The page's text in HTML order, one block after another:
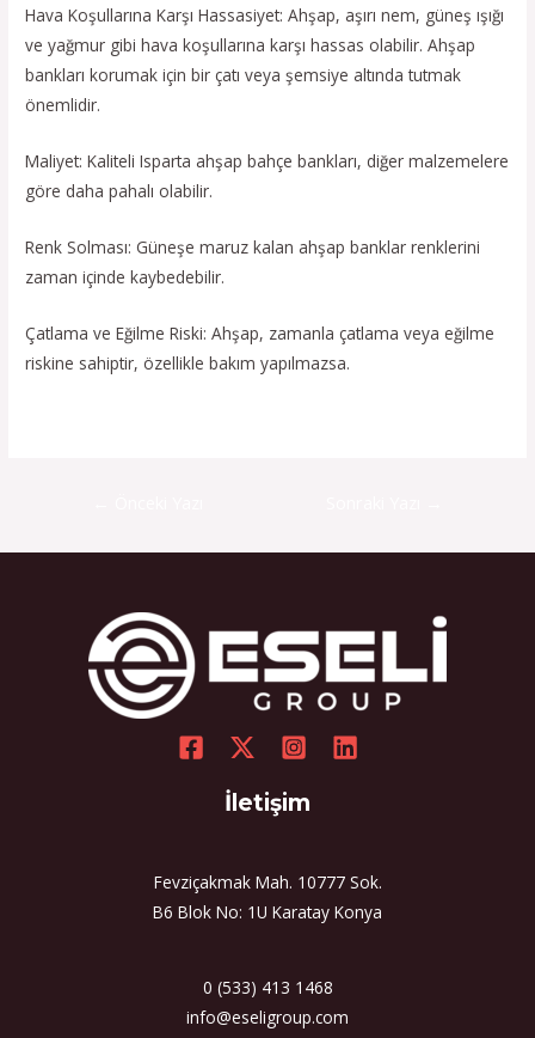
Hava Koşullarına Karşı Hassasiyet: Ahşap, aşırı nem, güneş ışığı
ve yağmur gibi hava koşullarına karşı hassas olabilir. Ahşap
bankları korumak için bir çatı veya şemsiye altında tutmak
önemlidir.
Maliyet: Kaliteli Isparta ahşap bahçe bankları, diğer malzemelere
göre daha pahalı olabilir.
Renk Solması: Güneşe maruz kalan ahşap banklar renklerini
zaman içinde kaybedebilir.
Çatlama ve Eğilme Riski: Ahşap, zamanla çatlama veya eğilme
riskine sahiptir, özellikle bakım yapılmazsa.
İletişim
Fevziçakmak Mah. 10777 Sok.
B6 Blok No: 1U Karatay Konya
0 (533) 413 1468
info@eseligroup.com